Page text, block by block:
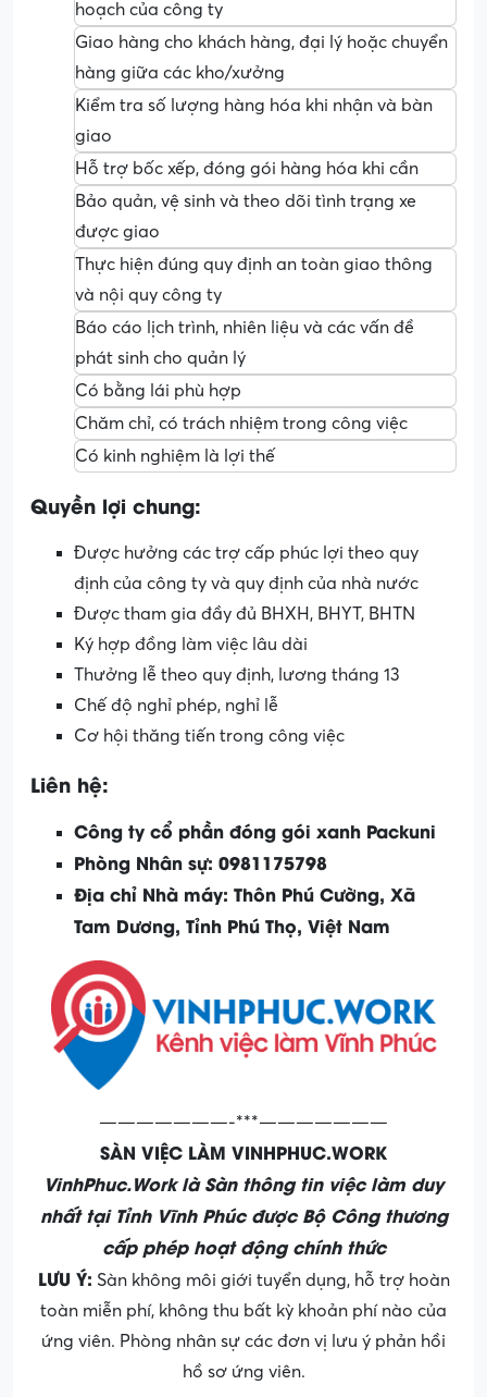
hoạch của công ty
Giao hàng cho khách hàng, đại lý hoặc chuyển
hàng giữa các kho/xưởng
Kiểm tra số lượng hàng hóa khi nhận và bàn
giao
Hỗ trợ bốc xếp, đóng gói hàng hóa khi cần
Bảo quản, vệ sinh và theo dõi tình trạng xe
được giao
Thực hiện đúng quy định an toàn giao thông
và nội quy công ty
Báo cáo lịch trình, nhiên liệu và các vấn đề
phát sinh cho quản lý
Có bằng lái phù hợp
Chăm chỉ, có trách nhiệm trong công việc
Có kinh nghiệm là lợi thế
Quyền lợi chung:
Được hưởng các trợ cấp phúc lợi theo quy
định của công ty và quy định của nhà nước
Được tham gia đầy đủ BHXH, BHYT, BHTN
Ký hợp đồng làm việc lâu dài
Thưởng lễ theo quy định, lương tháng 13
Chế độ nghỉ phép, nghỉ lễ
Cơ hội thăng tiến trong công việc
Liên hệ:
Công ty cổ phần đóng gói xanh Packuni
Phòng Nhân sự: 0981175798
Địa chỉ Nhà máy: Thôn Phú Cường, Xã
Tam Dương, Tỉnh Phú Thọ, Việt Nam
———————-***———————
SÀN VIỆC LÀM VINHPHUC.WORK
VinhPhuc.Work là Sàn thông tin việc làm duy
nhất tại Tỉnh Vĩnh Phúc được Bộ Công thương
cấp phép hoạt động chính thức
LƯU Ý: Sàn không môi giới tuyển dụng, hỗ trợ hoàn
toàn miễn phí, không thu bất kỳ khoản phí nào của
ứng viên. Phòng nhân sự các đơn vị lưu ý phản hồi
hồ sơ ứng viên.